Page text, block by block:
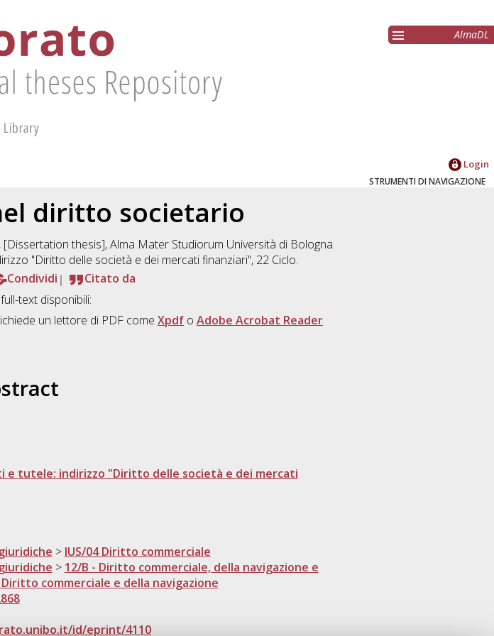
AlmaDL
Login
STRUMENTI DI NAVIGAZIONE
diritto societario
, [Dissertation thesis], Alma Mater Studiorum Università di Bologna.
"Diritto delle società e dei mercati finanziari", 22 Ciclo.
Condividi
Citato da
text disponibili:
un lettore di PDF come Xpdf o Adobe Acrobat Reader
e tutele: indirizzo "Diritto delle società e dei mercati
> IUS/04 Diritto commerciale
> 12/B - Diritto commerciale, della navigazione e
Diritto commerciale e della navigazione
id/eprint/4110